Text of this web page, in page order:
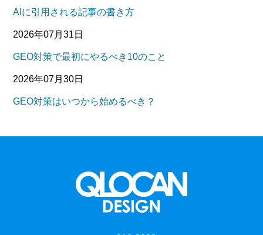
AIに引用される記事の書き方
2026年07月31日
GEO対策で最初にやるべき10のこと
2026年07月30日
GEO対策はいつから始めるべき？